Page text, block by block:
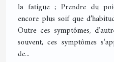
la fatigue ; Prendre du
encore plus soif que
Outre ces symptômes,
souvent, ces symptômes
de...